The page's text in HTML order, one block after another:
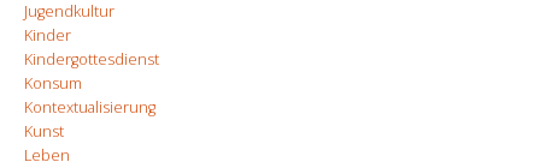
Jugendkultur
Kinder
Kindergottesdienst
Konsum
Kontextualisierung
Kunst
Leben